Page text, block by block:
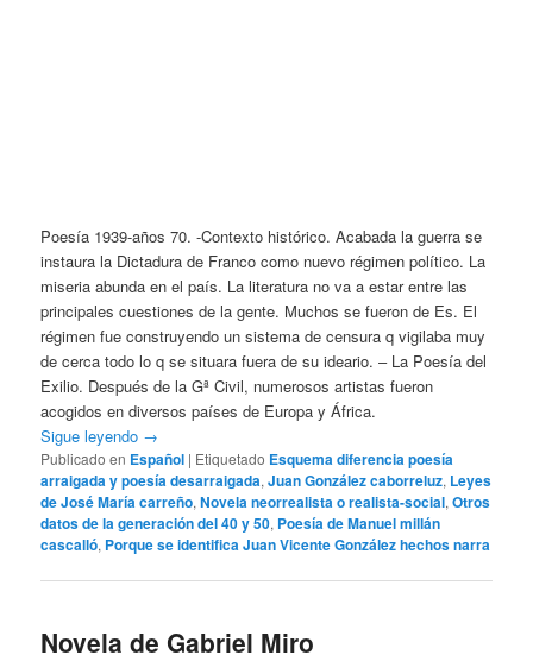
Poesía 1939-años 70. -Contexto histórico. Acabada la guerra se
instaura la Dictadura de Franco como nuevo régimen político. La
miseria abunda en el país. La literatura no va a estar entre las
principales cuestiones de la gente. Muchos se fueron de Es. El
régimen fue construyendo un sistema de censura q vigilaba muy
de cerca todo lo q se situara fuera de su ideario. – La Poesía del
Exilio. Después de la Gª Civil, numerosos artistas fueron
acogidos en diversos países de Europa y África.
Sigue leyendo →
Publicado en Español | Etiquetado Esquema diferencia poesía
arraigada y poesía desarraigada,Juan González caborreluz, Leyes
de José María carreño,Novela neorrealista o realista-social,Otros
datos de la generación del 40 y 50, Poesía de Manuel millán
cascalló, Porque se identifica Juan Vicente González hechos narra
Novela de Gabriel Miro